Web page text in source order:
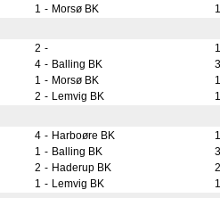
1 - Morsø BK
1
2 -
1
4 - Balling BK
3
1 - Morsø BK
1
2 - Lemvig BK
1
4 - Harboøre BK
1
1 - Balling BK
3
2 - Haderup BK
2
1 - Lemvig BK
1